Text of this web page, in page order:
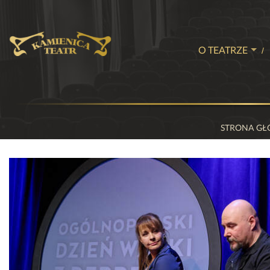
O TEATRZE
HISTORIA
MAKIETA
WIRTUALNY
WSPARCIE
STRONA